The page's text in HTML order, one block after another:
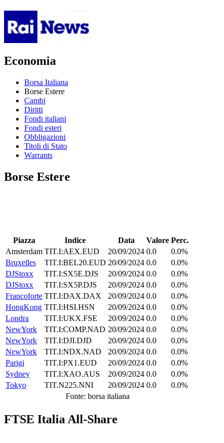
Economia
Borsa Italiana
Borse Estere
Cambi
Diritti
Fondi italiani
Fondi esteri
Obbligazioni
Titoli di Stato
Warrants
Borse Estere
Piazza Indice Data Valore Perc.
Amsterdam TIT.I:AEX.EUD 20/09/2024 0.0
0.0%
Bruxelles
TIT.I:BEL20.EUD 20/09/2024 0.0
0.0%
DJStoxx
TIT.I:SX5E.DJS 20/09/2024 0.0
0.0%
DJStoxx
TIT.I:SX5P.DJS 20/09/2024 0.0
0.0%
Francoforte TIT.I:DAX.DAX 20/09/2024 0.0
0.0%
HongKong TIT.I:HSI.HSN 20/09/2024 0.0
0.0%
Londra
TIT.I:UKX.FSE 20/09/2024 0.0
0.0%
NewYork
TIT.I:COMP.NAD 20/09/2024 0.0
0.0%
NewYork
TIT.I:DJI.DJD 20/09/2024 0.0
0.0%
NewYork
TIT.I:NDX.NAD 20/09/2024 0.0
0.0%
Parigi
TIT.I:PX1.EUD 20/09/2024 0.0
0.0%
Sydney
TIT.I:XAO.AUS 20/09/2024 0.0
0.0%
Tokyo
TIT.N225.NNI 20/09/2024 0.0
0.0%
Fonte: borsa italiana
FTSE Italia All-Share